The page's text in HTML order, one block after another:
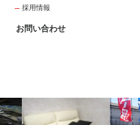
採用情報
お問い合わせ